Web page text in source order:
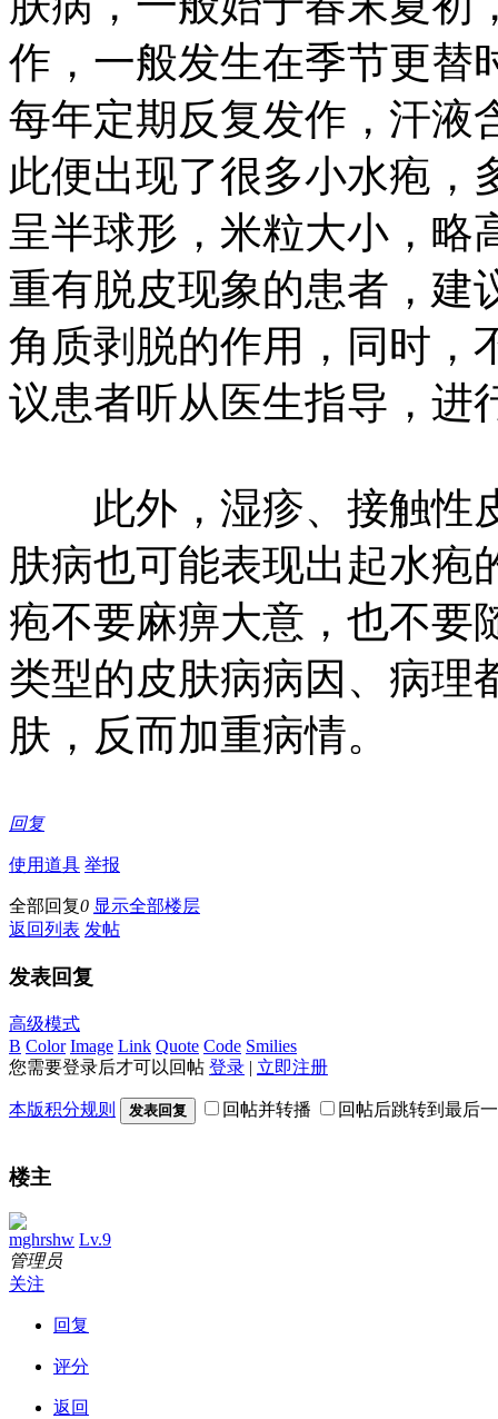
作，一般发生在季节更替
每年定期反复发作，汗液
此便出现了很多小水疱，
呈半球形，米粒大小，略
重有脱皮现象的患者，建
角质剥脱的作用，同时，
议患者听从医生指导，进
此外，湿疹、接触性
肤病也可能表现出起水疱
疱不要麻痹大意，也不要
类型的皮肤病病因、病理
肤，反而加重病情。
回复
使用道具 举报
全部回复0 显示全部楼层
返回列表 发帖
发表回复
高级模式
B Color Image Link Quote Code Smilies
您需要登录后才可以回帖 登录 | 立即注册
本版积分规则 发表回复 回帖并转播 回帖后跳转到最后
楼主
mghrshw Lv.9
管理员
关注
回复
评分
返回